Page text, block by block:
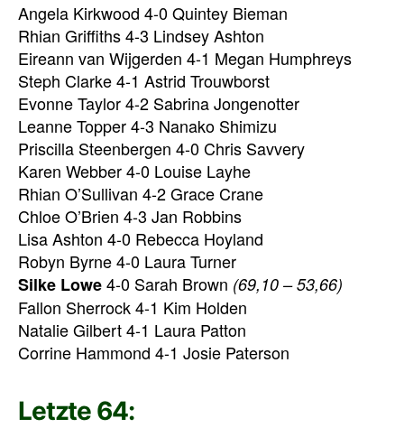
Angela Kirkwood 4-0 Quintey Bieman
Rhian Griffiths 4-3 Lindsey Ashton
Eireann van Wijgerden 4-1 Megan Humphreys
Steph Clarke 4-1 Astrid Trouwborst
Evonne Taylor 4-2 Sabrina Jongenotter
Leanne Topper 4-3 Nanako Shimizu
Priscilla Steenbergen 4-0 Chris Savvery
Karen Webber 4-0 Louise Layhe
Rhian O’Sullivan 4-2 Grace Crane
Chloe O’Brien 4-3 Jan Robbins
Lisa Ashton 4-0 Rebecca Hoyland
Robyn Byrne 4-0 Laura Turner
Silke Lowe4-0 Sarah Brown (69,10 – 53,66)
Fallon Sherrock 4-1 Kim Holden
Natalie Gilbert 4-1 Laura Patton
Corrine Hammond 4-1 Josie Paterson
Letzte 64: